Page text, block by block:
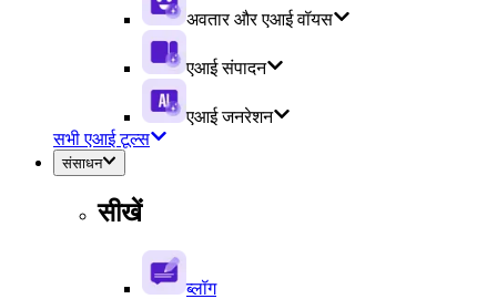
अवतार और एआई वॉयस
एआई संपादन
एआई जनरेशन
सभी एआई टूल्स
संसाधन
सीखें
ब्लॉग